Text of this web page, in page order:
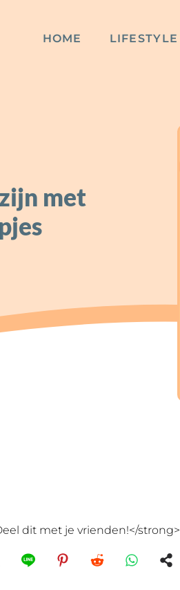
HOME LIFESTYLE
met
dit met je vrienden!</strong>